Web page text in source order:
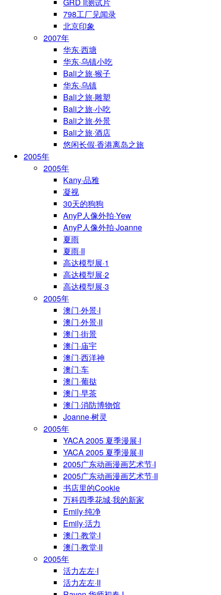
GRD II测试片
798工厂见闻录
北京印象
2007年
华东·西塘
华东·乌镇小吃
Bali之旅·猴子
华东·乌镇
Bali之旅·雕塑
Bali之旅·小吃
Bali之旅·外景
Bali之旅·酒店
悠闲长假·香港离岛之旅
2005年
2005年
Kany·品雅
凝视
30天的狗狗
AnyP人像外拍·Yew
AnyP人像外拍·Joanne
夏雨
夏雨·II
高达模型展·1
高达模型展·2
高达模型展·3
2005年
澳门·外景·I
澳门·外景·II
澳门·街景
澳门·庙宇
澳门·西洋神
澳门·车
澳门·葡挞
澳门·早茶
澳门·消防博物馆
Joanne·树灵
2005年
YACA 2005 夏季漫展·I
YACA 2005 夏季漫展·II
2005广东动画漫画艺术节·I
2005广东动画漫画艺术节·II
书店里的Cookie
万科四季花城·我的新家
Emily·纯净
Emily·活力
澳门·教堂·I
澳门·教堂·II
2005年
活力左左·I
活力左左·II